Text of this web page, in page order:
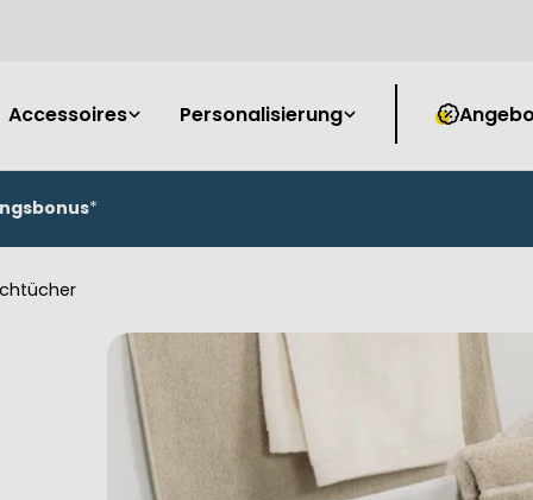
Accessoires Personalisierung
*